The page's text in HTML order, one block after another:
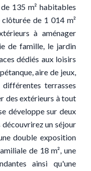
135 m² habitables
de 1 014 m²
à aménager
de famille, le jardin
dédiés aux loisirs
aire de jeux,
terrasses
des extérieurs à tout
développe sur deux
découvrirez un séjour
double exposition
de 18 m², une
ainsi qu'une